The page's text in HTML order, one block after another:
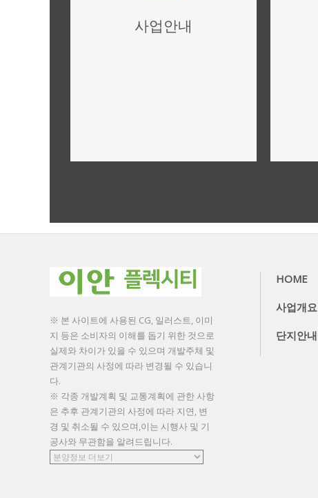
사업안내
※ 본 사이트에 사용된 CG, 일러스트, 이미
지 등은 소비자의 이해를 돕기 위한 것으로
실제와 차이가 있을 수 있으며 개발주체 및
관계기관의 사정에 따라 변경될 수 있습니
다.
※ 각종 개발계획 및 교통계획에 관한 사항
은 추후 관계기관의 사정에 따라 지연, 변
경 및 취소될 수 있으며,이는 시행사 및 기
공사와 무관함을 알려드립니다.
HOME
사업개요
단지안내